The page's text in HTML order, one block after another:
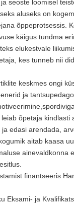
seoste loomisel
aluseks on
õppeprotsessis.
käigus tundma
elukestvale
kes tunneb nii
keskmes ongi
ja
õpetaja
edasi arendada,
aitab kaasa
ainevaldkonna
finantseeris
Eksami- ja